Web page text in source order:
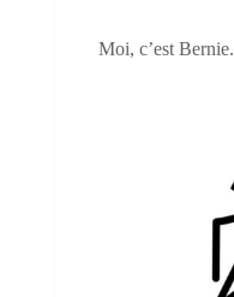
Moi, c’est Bernie.